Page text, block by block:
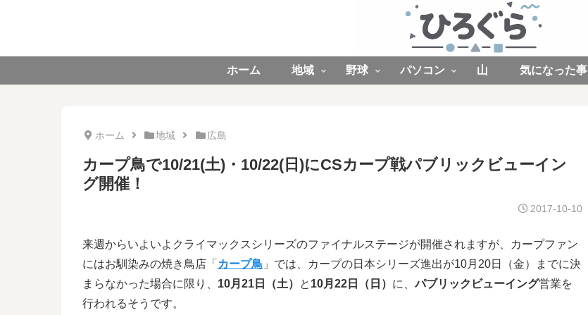
ホーム 地域 野球 パソコン 山 気になった事
ホーム 地域 広島
カープ鳥で10/21(土)・10/22(日)にCSカープ戦パブリックビューイン
グ開催！
2017-10-10
来週からいよいよクライマックスシリーズのファイナルステージが開催されますが、カープファン
にはお馴染みの焼き鳥店「 カープ鳥 」では、カープの日本シリーズ進出が10月20日（金）までに決
まらなかった場合に限り、 10月21日（土） と 10月22日（日） に、パブリックビューイング営業を
行われるそうです。